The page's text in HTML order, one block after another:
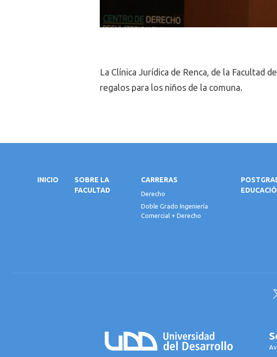
La Clínica Jurídica de Renca, de la Facultad
regalos para los niños de la comuna.
INICIO
SOBRE LA
FACULTAD
CARRERAS
Derecho
Doble Grado Ingeniería
Comercial + Derecho